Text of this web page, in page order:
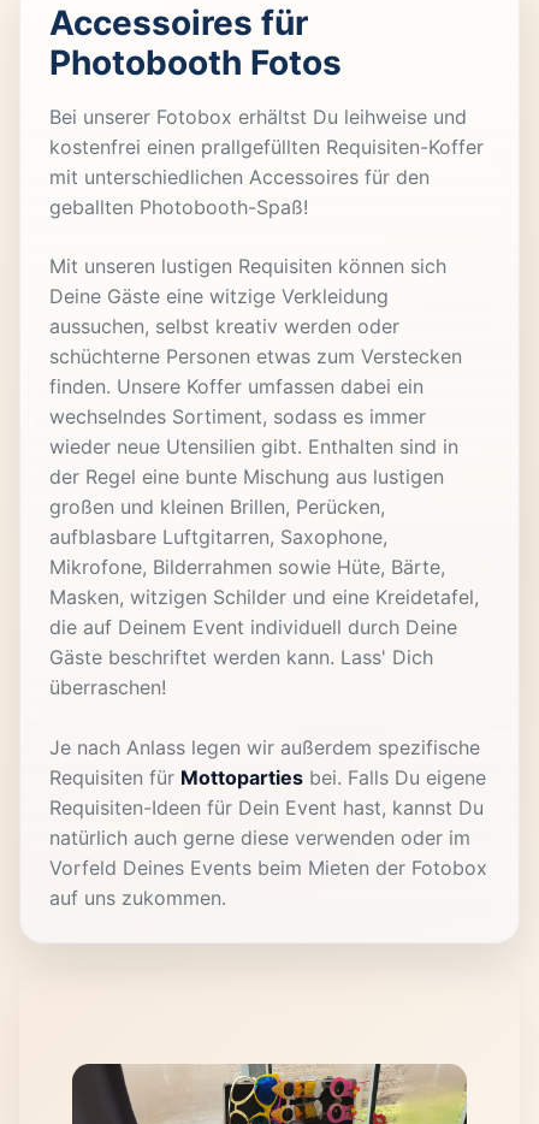
Accessoires für
Photobooth Fotos
Bei unserer Fotobox erhältst Du leihweise und
kostenfrei einen prallgefüllten Requisiten-Koffer
mit unterschiedlichen Accessoires für den
geballten Photobooth-Spaß!
Mit unseren lustigen Requisiten können sich
Deine Gäste eine witzige Verkleidung
aussuchen, selbst kreativ werden oder
schüchterne Personen etwas zum Verstecken
finden. Unsere Koffer umfassen dabei ein
wechselndes Sortiment, sodass es immer
wieder neue Utensilien gibt. Enthalten sind in
der Regel eine bunte Mischung aus lustigen
großen und kleinen Brillen, Perücken,
aufblasbare Luftgitarren, Saxophone,
Mikrofone, Bilderrahmen sowie Hüte, Bärte,
Masken, witzigen Schilder und eine Kreidetafel,
die auf Deinem Event individuell durch Deine
Gäste beschriftet werden kann. Lass' Dich
überraschen!
Je nach Anlass legen wir außerdem spezifische
Requisiten für Mottoparties bei. Falls Du eigene
Requisiten-Ideen für Dein Event hast, kannst Du
natürlich auch gerne diese verwenden oder im
Vorfeld Deines Events beim Mieten der Fotobox
auf uns zukommen.